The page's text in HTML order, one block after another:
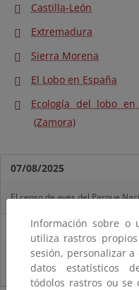
Castilla-León
Extremadura
Sierra Morena
El Lobo en España
Ecología del lobo
(Zamora)
07/08/2025
El censo de aves del Parque
27/06/2025
La reunión ministerial de
el Atlántico Nordeste
Información sobre o
utiliza rastros
sesión, personalizar
datos estatísticos
tódolos rastros ou se